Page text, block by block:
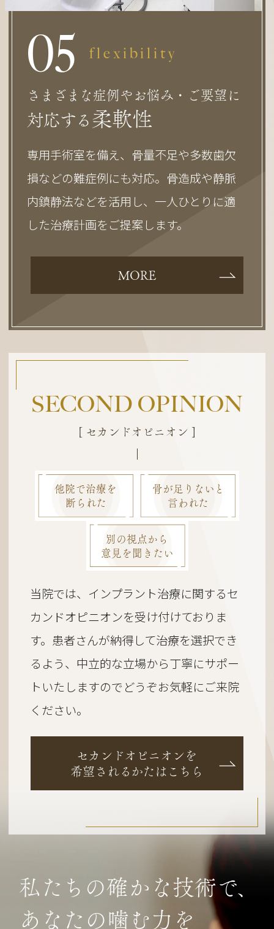
05 flexibility
さまざまな症例やお悩み・ご要望に
対応する 柔軟性
専用手術室を備え、骨量不足や多数歯欠
損などの難症例にも対応。骨造成や静脈
内鎮静法などを活用し、一人ひとりに適
した治療計画をご提案します。
MORE
SECOND OPINION
[ セカンドオピニオン ]
他院で治療を
断られた
骨が足りないと
言われた
別の視点から
意見を聞きたい
当院では、インプラント治療に関するセ
カンドオピニオンを受け付けておりま
す。 患者さんが納得して治療を選択でき
るよう、 中立的な立場から丁寧にサポー
トいたしますのでどうぞお気軽にご来院
ください。
セカンドオピニオンを
希望されるかたはこちら
私たちの確かな技術で、
あなたの噛む力を